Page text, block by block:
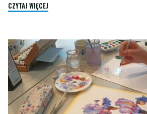
CZYTAJ WIĘCEJ
DOROSŁYCH"